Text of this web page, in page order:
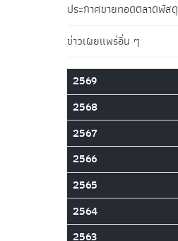
ประกาศขายทอดตลาดพัสดุ
ข่าวเผยแพร่อื่น ๆ
2569
2568
2567
2566
2565
2564
2563